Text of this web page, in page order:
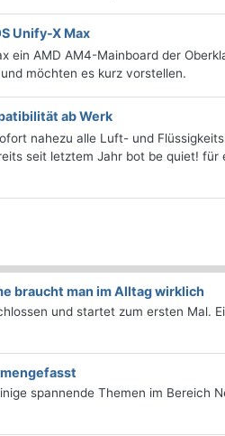
Unify-X Max
ein AMD AM4-Mainboard der
möchten es kurz vorstellen.
ab Werk
nahezu alle Luft- und
seit letztem Jahr bot be quiet! für
braucht man im Alltag wirklich
und startet zum ersten Mal.
spannende Themen im Bereich